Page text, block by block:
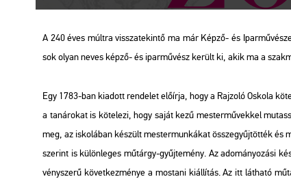
A 240 éves múlt­ra vissza­te­kin­tő ma már Képző- és
sok olyan neves képző- és ipar­mű­vész ke­rült ki, akik ma a
Egy 1783-ban ki­adott ren­de­let elő­ír­ja, hogy a Raj­zo­ló Os­ko­la
a ta­ná­ro­kat is kö­te­le­zi, hogy saját kezű mes­ter­mű­vek­kel
meg, az is­ko­lá­ban ké­szült mes­ter­mun­ká­kat össze­gyűj­töt­ték és
sze­rint is kü­lön­le­ges mű­tárgy-gyűj­te­mény. Az ado­má­nyo­zá­si
vény­sze­rű kö­vet­kez­mé­nye a mos­ta­ni ki­ál­lí­tás. Az itt lát­ha­tó